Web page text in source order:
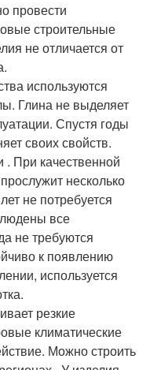
провести
строительные
не отличается от
используются
Глина не выделяет
Спустя годы
своих свойств.
. При качественной
несколько
не потребуется
все
не требуются
к появлению
используется
резкие
климатические
Можно строить